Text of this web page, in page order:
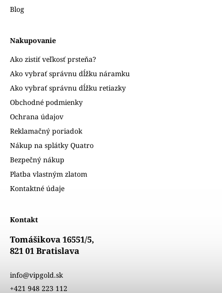
Blog
Nakupovanie
Ako zistiť veľkosť prsteňa?
Ako vybrať správnu dĺžku náramku
Ako vybrať správnu dĺžku retiazky
Obchodné podmienky
Ochrana údajov
Reklamačný poriadok
Nákup na splátky Quatro
Bezpečný nákup
Platba vlastným zlatom
Kontaktné údaje
Kontakt
Tomášikova 16551/5,
821 01 Bratislava
info@vipgold.sk
+421 948 223 112